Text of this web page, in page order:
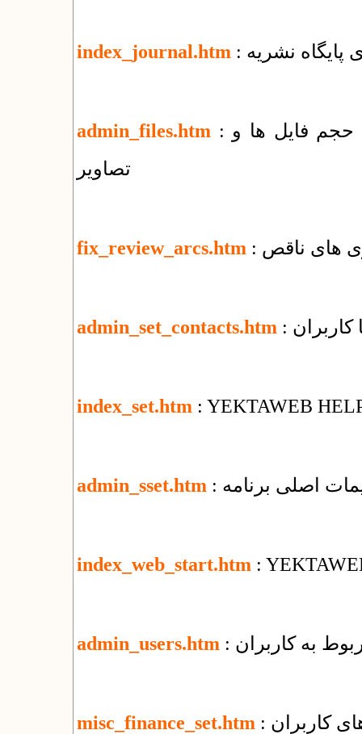
index_journal.htm پایگاه نشریه
admin_files.htm : راهنمای مدیریت پوشه‌ها و فایل‌ها + کاهش حجم فایل ها و
تصاویر
fix_review_arcs.htm های ناقص
admin_set_contacts.htm کاربران
index_set.htm : YEKTAWEB
admin_sset.htm اصلی برنامه
index_web_start.htm :
admin_users.htm به کاربران
misc_finance_set.htm کاربران